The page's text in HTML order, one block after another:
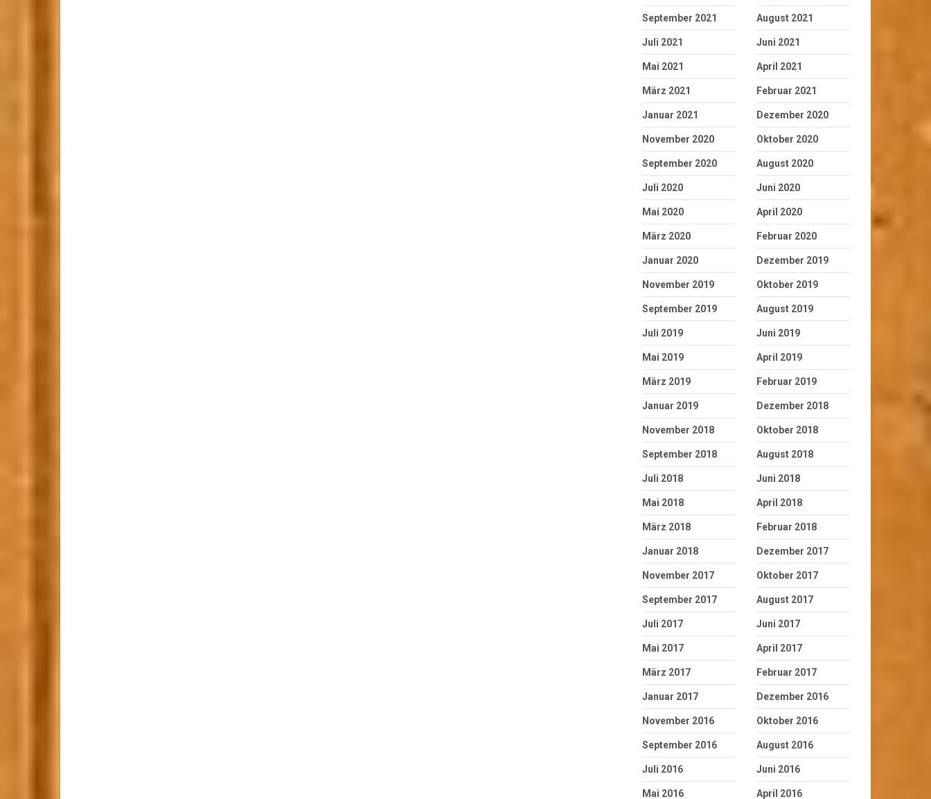
September 2021 August 2021
Juli 2021 Juni 2021
Mai 2021 April 2021
März 2021 Februar 2021
Januar 2021 Dezember 2020
November 2020 Oktober 2020
September 2020 August 2020
Juli 2020 Juni 2020
Mai 2020 April 2020
März 2020 Februar 2020
Januar 2020 Dezember 2019
November 2019 Oktober 2019
September 2019 August 2019
Juli 2019 Juni 2019
Mai 2019 April 2019
März 2019 Februar 2019
Januar 2019 Dezember 2018
November 2018 Oktober 2018
September 2018 August 2018
Juli 2018 Juni 2018
Mai 2018 April 2018
März 2018 Februar 2018
Januar 2018 Dezember 2017
November 2017 Oktober 2017
September 2017 August 2017
Juli 2017 Juni 2017
Mai 2017 April 2017
März 2017 Februar 2017
Januar 2017 Dezember 2016
November 2016 Oktober 2016
September 2016 August 2016
Juli 2016 Juni 2016
Mai 2016 April 2016